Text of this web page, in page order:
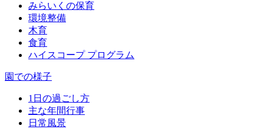
みらいくの保育
環境整備
木育
食育
ハイスコープ プログラム
園での様子
1日の過ごし方
主な年間行事
日常風景